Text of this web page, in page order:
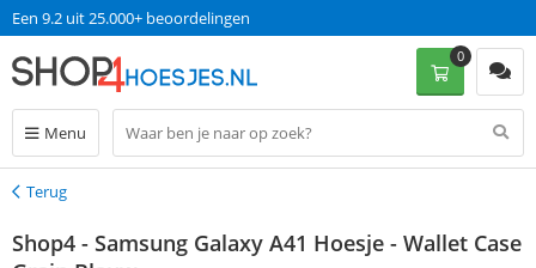
Een 9.2 uit 25.000+ beoordelingen
Menu
0
Terug
Terug
Shop4 - Samsung Galaxy A41 Hoesje - Wallet Case